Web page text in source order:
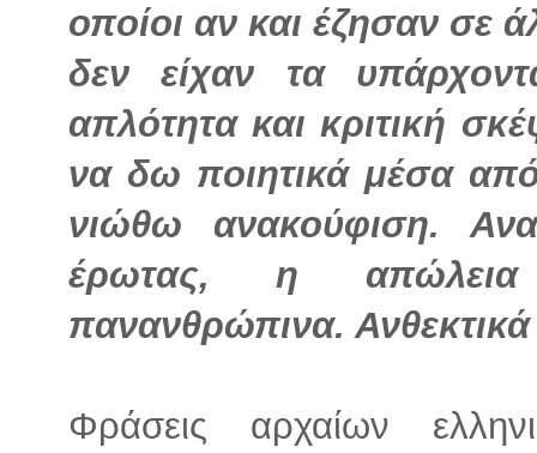
οποίοι αν και έζησαν σε
δεν είχαν τα
απλότητα και κριτική
να δω ποιητικά μέσα
νιώθω ανακούφιση.
έρωτας, η απώλεια
πανανθρώπινα.
Φράσεις αρχαίων